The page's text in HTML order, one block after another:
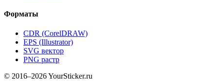
Форматы
CDR (CorelDRAW)
EPS (Illustrator)
SVG вектор
PNG растр
© 2016–2026 YourSticker.ru